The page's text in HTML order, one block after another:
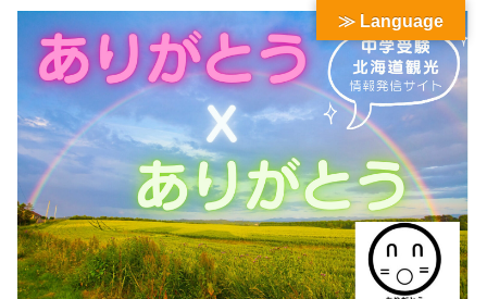
≫ Language